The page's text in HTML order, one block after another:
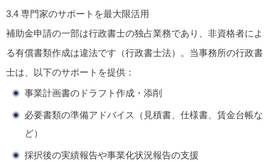
3.4 専門家のサポートを最大限活用
補助金申請の一部は行政書士の独占業務であり、非資格者によ
る有償書類作成は違法です（行政書士法）。当事務所の行政書
士は、以下のサポートを提供：
事業計画書のドラフト作成・添削
必要書類の準備アドバイス（見積書、仕様書、賃金台帳な
ど）
採択後の実績報告や事業化状況報告の支援